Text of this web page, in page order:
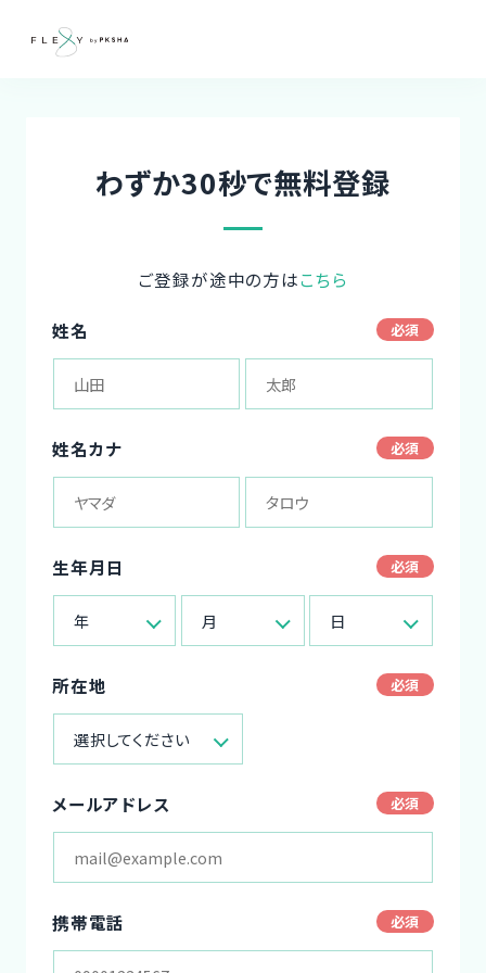
わずか30秒で無料登録
ご登録が途中の方はこちら
姓名
姓名カナ
生年月日
年 月 日
所在地
選択してください
メールアドレス
携帯電話